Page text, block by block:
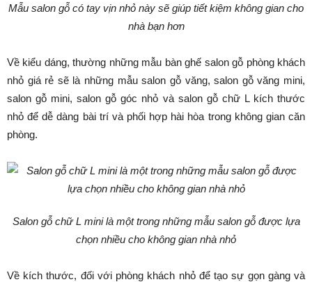
Mẫu salon gỗ có tay vịn nhỏ này sẽ giúp tiết kiệm không gian cho
nhà bạn hơn
Về kiểu dáng, thường những mẫu bàn ghế salon gỗ phòng khách
nhỏ giá rẻ sẽ là những mẫu salon gỗ văng, salon gỗ văng mini,
salon gỗ mini, salon gỗ góc nhỏ và salon gỗ chữ L kích thước
nhỏ để dễ dàng bài trí và phối hợp hài hòa trong không gian căn
phòng.
Salon gỗ chữ L mini là một trong những mẫu salon gỗ được lựa
chọn nhiều cho không gian nhà nhỏ
Về kích thước, đối với phòng khách nhỏ để tạo sự gọn gàng và